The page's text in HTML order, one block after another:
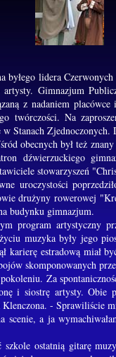
lidera
artysty. Gimnazjum
z nadaniem
twórczości. Na
w Stanach
obecnych był też
dźwierzuckiego
stowarzyszeń
uroczystości
drużyny rowerowej
budynku gimnazjum.
program artystyczny
muzyka były jego
karierę estradową miał
skomponowanych
Za
i siostrę artysty. Obie
- Sprawiliście
scenie, a ja
ostatnią gitarę